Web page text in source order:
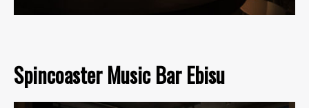
Spincoaster Music Bar Ebisu